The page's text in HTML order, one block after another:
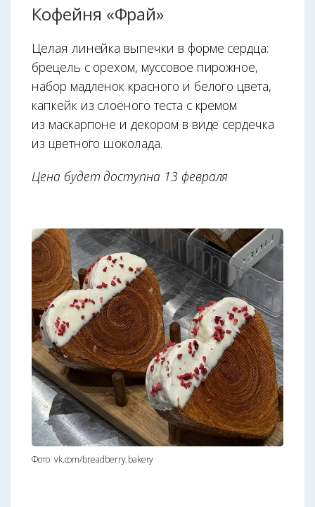
Кофейня «Фрай»
Целая линейка выпечки в форме сердца:
брецель с орехом, муссовое пирожное,
набор мадленок красного и белого цвета,
капкейк из слоёного теста с кремом
из маскарпоне и декором в виде сердечка
из цветного шоколада.
Цена будет доступна 13 февраля
Фото: vk.com/breadberry.bakery